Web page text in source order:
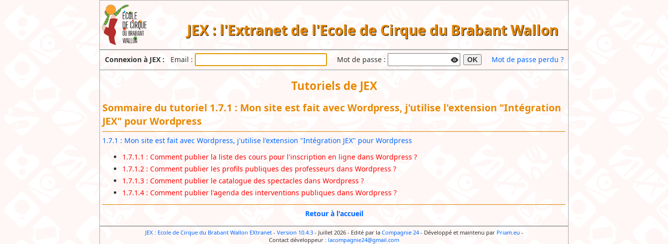
JEX : l'Extranet de l'Ecole de Cirque du Brabant Wallon
Connexion à JEX : Email : Mot de passe : OK Mot de passe perdu ?
Tutoriels de JEX
Sommaire du tutoriel 1.7.1 : Mon site est fait avec Wordpress, j'utilise l'extension "Intégration
JEX" pour Wordpress
1.7.1 : Mon site est fait avec Wordpress, j'utilise l'extension "Intégration JEX" pour Wordpress
1.7.1.1 : Comment publier la liste des cours pour l'inscription en ligne dans Wordpress ?
1.7.1.2 : Comment publier les profils publiques des professeurs dans Wordpress ?
1.7.1.3 : Comment publier le catalogue des spectacles dans Wordpress ?
1.7.1.4 : Comment publier l'agenda des interventions publiques dans Wordpress ?
Retour à l'accueil
JEX : Ecole de Cirque du Brabant Wallon EXtranet- Version 10.4.3- Juillet 2026- Edité par la Compagnie 24- Développé et maintenu par Priam.eu -
Contact développeur : lacompagnie24@gmail.com